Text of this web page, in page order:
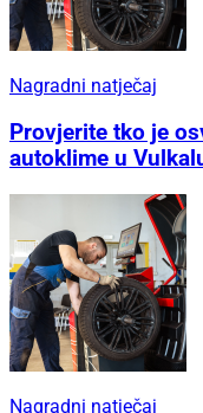
Nagradni natječaj
Provjerite tko je
autoklime u
Nagradni natječaj